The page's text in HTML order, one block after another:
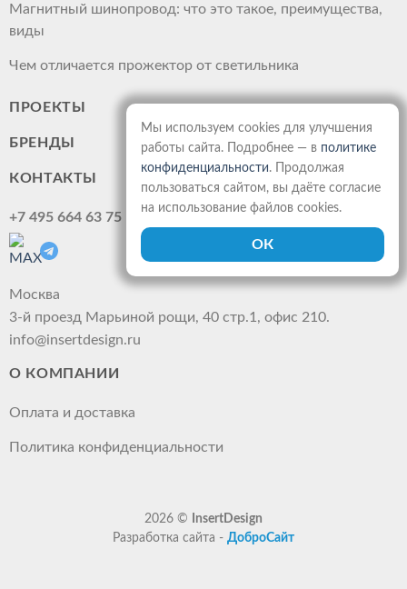
Магнитный шинопровод: что это такое, преимущества,
виды
Чем отличается прожектор от светильника
ПРОЕКТЫ
БРЕНДЫ
КОНТАКТЫ
+7 495 664 63 75
Москва
3-й проезд Марьиной рощи, 40 стр.1, офис 210.
info@insertdesign.ru
О КОМПАНИИ
Оплата и доставка
Политика конфиденциальности
2026 ©
InsertDesign
Разработка сайта - ДоброСайт
Мы используем cookies для улучшения
работы сайта. Подробнее — в политике
конфиденциальности. Продолжая
пользоваться сайтом, вы даёте согласие
на использование файлов cookies.